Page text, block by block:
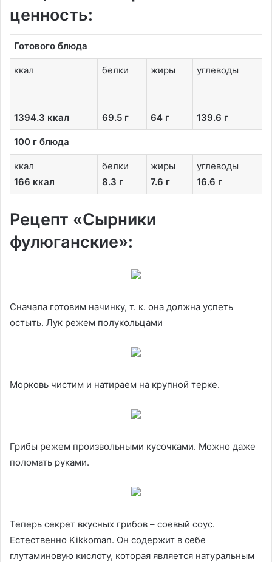
ценность:
Готового блюда
ккал
1394.3 ккал
белки
69.5 г
жиры
64 г
углеводы
139.6 г
100 г блюда
ккал
166 ккал
белки
8.3 г
жиры
7.6 г
углеводы
16.6 г
Рецепт «Сырники
фулюганские»:
Сначала готовим начинку, т. к. она должна успеть
остыть. Лук режем полукольцами
Морковь чистим и натираем на крупной терке.
Грибы режем произвольными кусочками. Можно даже
поломать руками.
Теперь секрет вкусных грибов – соевый соус.
Естественно Kikkoman. Он содержит в себе
глутаминовую кислоту, которая является натуральным